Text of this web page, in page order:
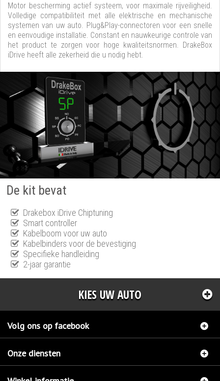
Motor bescherming actief systeem, voor maximale rijveiligheid.
Volledige compatibiliteit met alle elektrische en mechanische
systemen van uw auto. Plug&Play-connectoren voor een snelle
en eenvoudige installatie. Constant en nauwkeurige controle van
het product te zorgen voor hoge kwaliteitsnormen. DrakeBox
iDrive heeft alle zekerheid die u nodig hebt.
De kit bevat
Drakebox iDrive Chiptuning
Smart controller
Kabelboom voor uw auto
Kabelbinders voor de bevestiging
Specifieke handleiding
2-jaar garantie
KIES UW AUTO
Volg ons op facebook
Onze diensten